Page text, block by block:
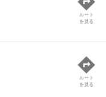
ルート
を見る
ルート
を見る